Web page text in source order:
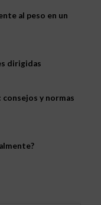
al peso en un
dirigidas
consejos y normas